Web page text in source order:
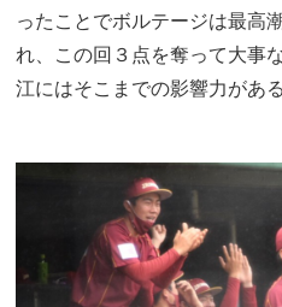
ったことでボルテージは最高
れ、この回３点を奪って大事
江にはそこまでの影響力があ